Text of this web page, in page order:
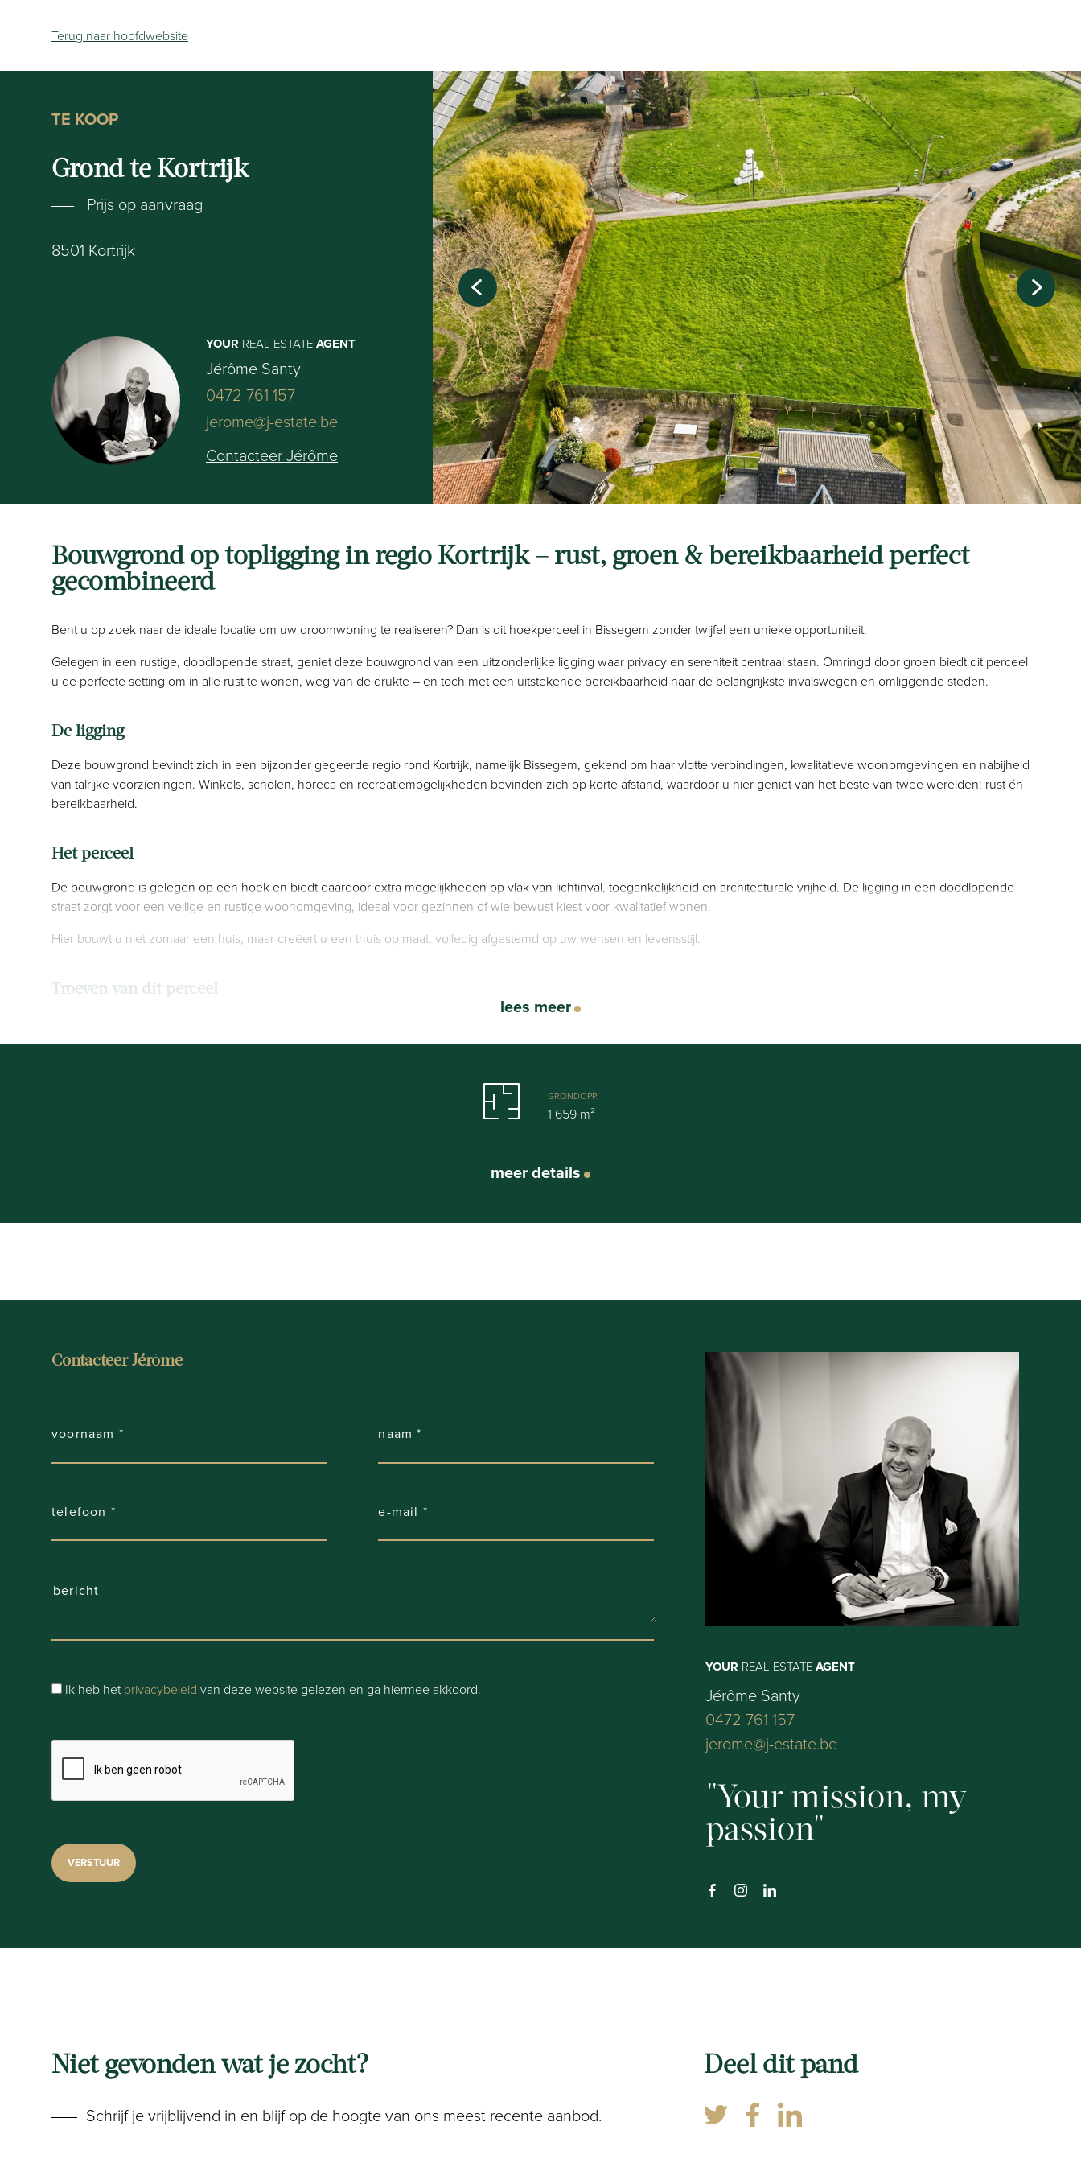
Terug naar hoofdwebsite
TE KOOP
Grond te Kortrijk
Prijs op aanvraag
8501 Kortrijk
YOUR REAL ESTATEAGENT
Jérôme Santy
0472 761 157
jerome@j-estate.be
Contacteer Jérôme
Bouwgrond op topligging in regio Kortrijk – rust, groen & bereikbaarheid perfect
gecombineerd
Bent u op zoek naar de ideale locatie om uw droomwoning te realiseren? Dan is dit hoekperceel in Bissegem zonder twijfel een unieke opportuniteit.
Gelegen in een rustige, doodlopende straat, geniet deze bouwgrond van een uitzonderlijke ligging waar privacy en sereniteit centraal staan. Omringd door groen biedt dit perceel
u de perfecte setting om in alle rust te wonen, weg van de drukte – en toch met een uitstekende bereikbaarheid naar de belangrijkste invalswegen en omliggende steden.
De ligging
Deze bouwgrond bevindt zich in een bijzonder gegeerde regio rond Kortrijk, namelijk Bissegem, gekend om haar vlotte verbindingen, kwalitatieve woonomgevingen en nabijheid
van talrijke voorzieningen. Winkels, scholen, horeca en recreatiemogelijkheden bevinden zich op korte afstand, waardoor u hier geniet van het beste van twee werelden: rust én
bereikbaarheid.
Het perceel
De bouwgrond is gelegen op een hoek en biedt daardoor extra mogelijkheden op vlak van lichtinval, toegankelijkheid en architecturale vrijheid. De ligging in een doodlopende
straat zorgt voor een veilige en rustige woonomgeving, ideaal voor gezinnen of wie bewust kiest voor kwalitatief wonen.
Hier bouwt u niet zomaar een huis, maar creëert u een thuis op maat, volledig afgestemd op uw wensen en levensstijl.
Troeven van dit perceel
Hoekperceel met extra mogelijkheden en open gevoel
lees meer
GRONDOPP.
1 659 m²
meer details
YOUR REAL ESTATEAGENT
Jérôme Santy
0472 761 157
jerome@j-estate.be
Your mission, my
passion
Contacteer Jérôme
Ik heb hetprivacybeleid van deze website gelezen en ga hiermee akkoord.
Niet gevonden wat je zocht?
Schrijf je vrijblijvend in en blijf op de hoogte van ons meest recente aanbod.
Deel dit pand